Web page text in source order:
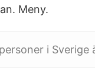
Meny.
i